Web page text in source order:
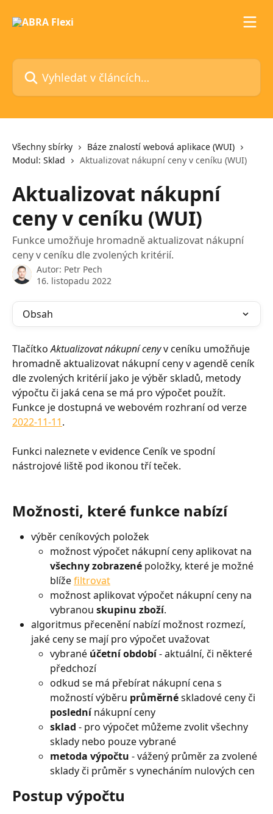
Vyhledat v článcích…
Všechny sbírky
Báze znalostí webová aplikace (WUI)
Modul: Sklad
Aktualizovat nákupní ceny v ceníku (WUI)
Aktualizovat nákupní
ceny v ceníku (WUI)
Funkce umožňuje hromadně aktualizovat nákupní
ceny v ceníku dle zvolených kritérií.
Autor: Petr Pech
16. listopadu 2022
Obsah
Tlačítko Aktualizovat nákupní ceny v ceníku umožňuje
hromadně aktualizovat nákupní ceny v agendě ceník
dle zvolených kritérií jako je výběr skladů, metody
výpočtu či jaká cena se má pro výpočet použít.
Funkce je dostupná ve webovém rozhraní od verze
2022-11-11.
Funkci naleznete v evidence Ceník ve spodní
nástrojové liště pod ikonou tří teček.
Možnosti, které funkce nabízí
výběr ceníkových položek
možnost výpočet nákupní ceny aplikovat na
všechny zobrazené položky, které je možné
blíže filtrovat
možnost aplikovat výpočet nákupní ceny na
vybranou skupinu zboží.
algoritmus přecenění nabízí možnost rozmezí,
jaké ceny se mají pro výpočet uvažovat
vybrané účetní období - aktuální, či některé
předchozí
odkud se má přebírat nákupní cena s
možností výběru průměrné skladové ceny či
poslední nákupní ceny
sklad - pro výpočet můžeme zvolit všechny
sklady nebo pouze vybrané
metoda výpočtu - vážený průměr za zvolené
sklady či průměr s vynecháním nulových cen
Postup výpočtu